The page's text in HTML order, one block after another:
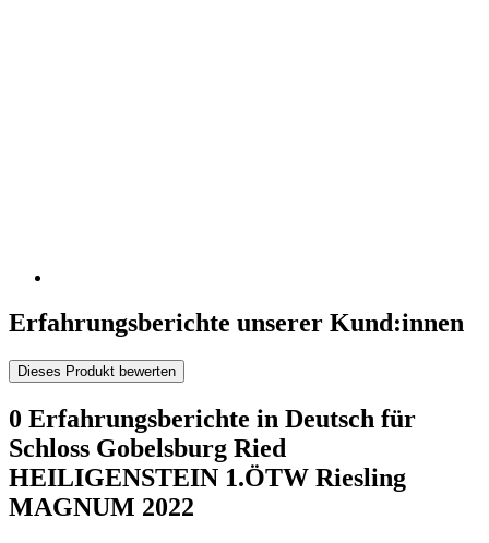
Erfahrungsberichte unserer Kund:innen
Dieses Produkt bewerten
0 Erfahrungsberichte in Deutsch für
Schloss Gobelsburg Ried
HEILIGENSTEIN 1.ÖTW Riesling
MAGNUM 2022